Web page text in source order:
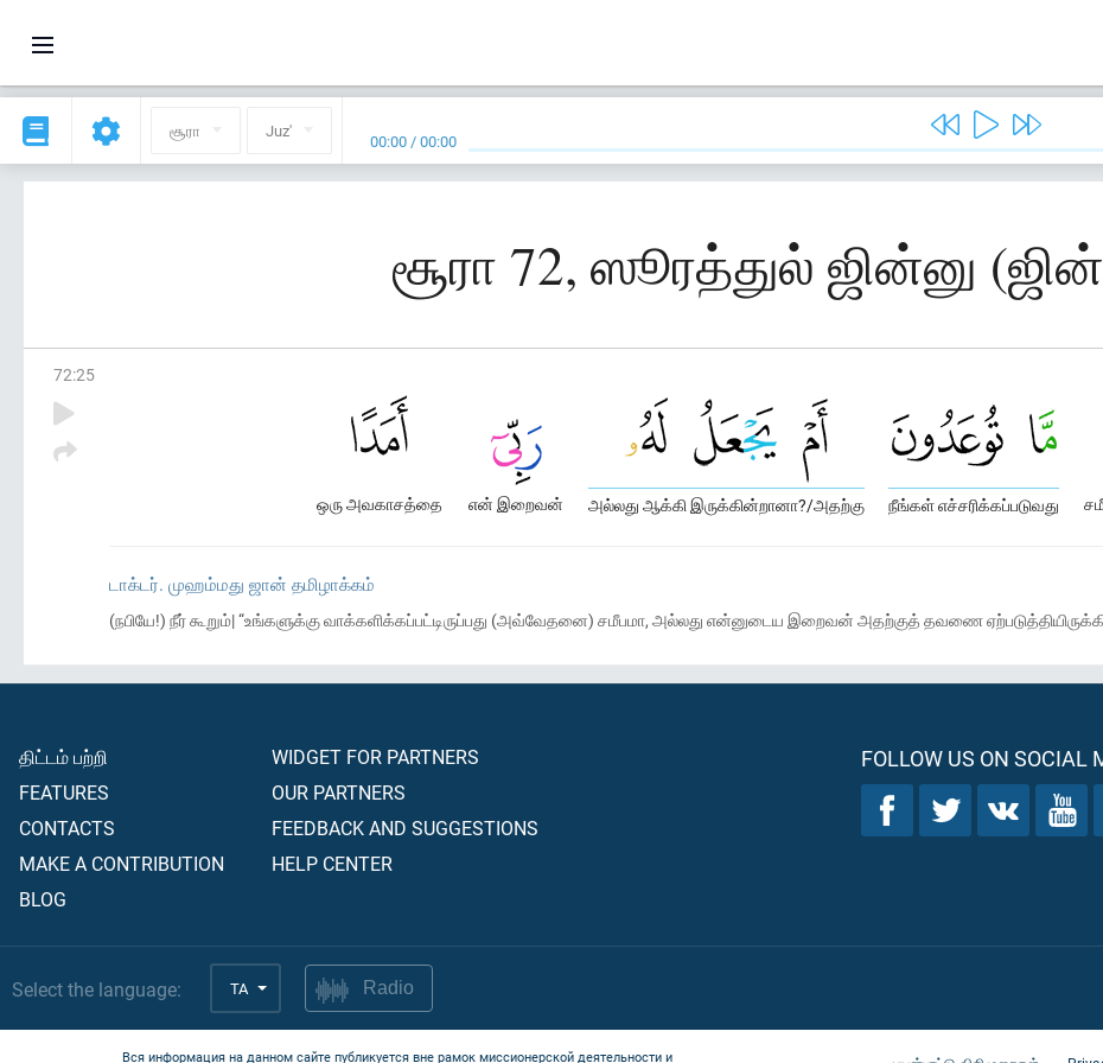
சூரா Juz' 00:00 /00:00
சூரா 72, ஸூரத்துல் ஜின்னு
72:25
நீங்கள் எச்சரிக்கப்படுவது
அல்லது ஆக்கி இருக்கின்றானா?/அதற்கு
என் இறைவன்
ஒரு அவகாசத்தை
டாக்டர். முஹம்மது ஜான் தமிழாக்கம்
(நபியே!) நீர் கூறும்| “உங்களுக்கு வாக்களிக்கப்பட்டிருப்பது (அவ்வேதனை) சமீபமா, அல்லது என்னுடைய இறைவன் அதற்குத் தவணை
திட்டம் பற்றி
FEATURES
CONTACTS
MAKE A CONTRIBUTION
BLOG
WIDGET FOR PARTNERS
OUR PARTNERS
FEEDBACK AND SUGGESTIONS
HELP CENTER
FOLLOW US ON SOCIAL
Select the language: TA Radio
Вся информация на данном сайте публикуется вне рамок миссионерской деятельности и